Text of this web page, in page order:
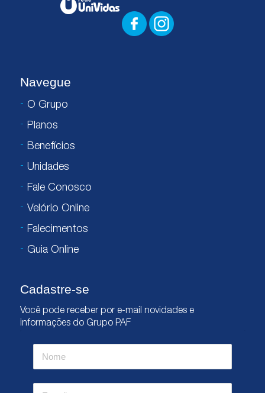
Navegue
O Grupo
Planos
Benefícios
Unidades
Fale Conosco
Velório Online
Falecimentos
Guia Online
Cadastre-se
Você pode receber por e-mail novidades e
informações do Grupo PAF